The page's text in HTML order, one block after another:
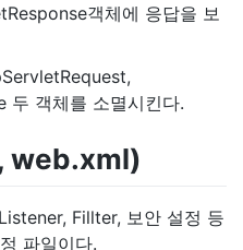
객체에 응답을 보
객체를 소멸시킨다.
web.xml)
Fillter, 보안 설정 등
파일이다.